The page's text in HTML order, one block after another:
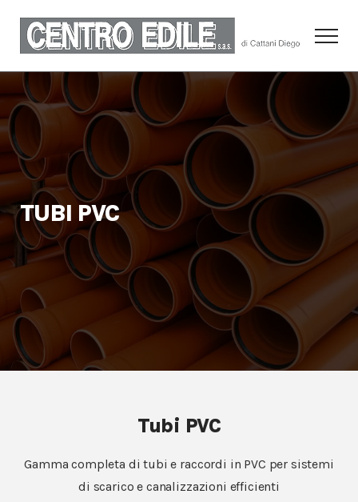
TUBI PVC
Tubi PVC
Gamma completa di tubi e raccordi in PVC per sistemi
di scarico e canalizzazioni efficienti